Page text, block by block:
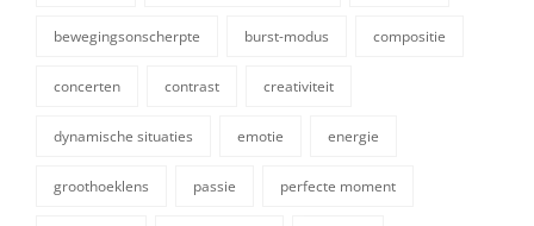
bewegingsonscherpte burst-modus compositie
concerten contrast creativiteit
dynamische situaties emotie energie
groothoeklens passie perfecte moment